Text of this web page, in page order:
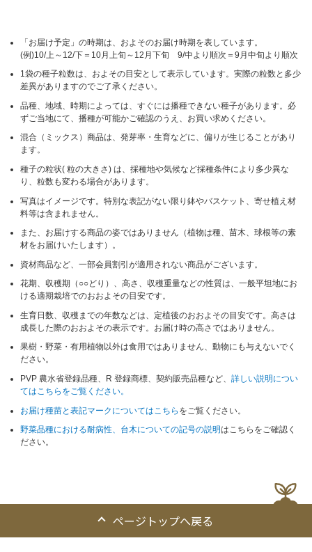
「お届け予定」の時期は、およそのお届け時期を表しています。
(例)10/上～12/下＝10月上旬～12月下旬 9/中より順次＝9月中旬より順次
1袋の種子粒数は、およその目安として表示しています。実際の粒数と多少
差異がありますのでご了承ください。
品種、地域、時期によっては、すぐには播種できない種子があります。必
ずご当地にて、播種が可能かご確認のうえ、お買い求めください。
混合（ミックス）商品は、発芽率・生育などに、偏りが生じることがあり
ます。
種子の粒状( 粒の大きさ) は、採種地や気候など採種条件により多少異な
り、粒数も変わる場合があります。
写真はイメージです。特別な表記がない限り鉢やバスケット、寄せ植え材
料等は含まれません。
また、お届けする商品の姿ではありません（植物は種、苗木、球根等の素
材をお届けいたします）。
資材商品など、一部会員割引が適用されない商品がございます。
花期、収穫期（○○どり）、高さ、収穫重量などの性質は、一般平坦地にお
ける適期栽培でのおおよその目安です。
生育日数、収穫までの年数などは、定植後のおおよその目安です。高さは
成長した際のおおよその表示です。お届け時の高さではありません。
果樹・野菜・有用植物以外は食用ではありません、動物にも与えないでく
ださい。
PVP 農水省登録品種、R 登録商標、契約販売品種など、詳しい説明につい
てはこちらをご覧ください。
お届け種苗と表記マークについてはこちら をご覧ください。
野菜品種における耐病性、台木についての記号の説明はこちらをご確認く
ださい。
ページトップへ戻る